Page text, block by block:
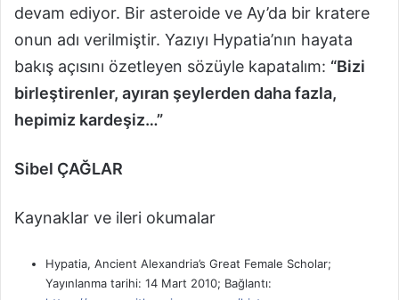
devam ediyor. Bir asteroide ve Ay’da bir kratere
onun adı verilmiştir. Yazıyı Hypatia’nın hayata
bakış açısını özetleyen sözüyle kapatalım: “Bizi
birleştirenler, ayıran şeylerden daha fazla,
hepimiz kardeşiz…”
Sibel ÇAĞLAR
Kaynaklar ve ileri okumalar
Hypatia, Ancient Alexandria’s Great Female Scholar;
Yayınlanma tarihi: 14 Mart 2010; Bağlantı: